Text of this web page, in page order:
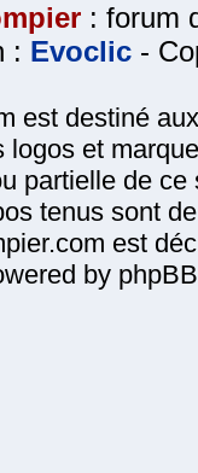
: forum
: Evoclic -
est destiné
logos et
partielle de
tenus sont
est
by